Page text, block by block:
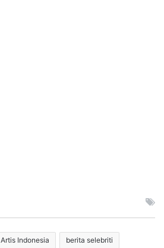
Artis Indonesia berita selebriti